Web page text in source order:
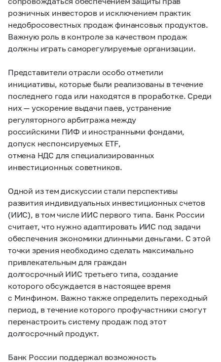
розничных инвесторов и исключением практик
недобросовестных продаж финансовых продуктов.
Важную роль в контроле за качеством продаж
должны играть саморегулируемые организации.
Представители отрасли особо отметили
инициативы, которые были реализованы в течение
последнего года или находятся в проработке. Среди
них — ускорение выдачи паев, устранение
регуляторного арбитража между
российскими ПИФ и иностранными фондами,
допуск неспонсируемых ETF,
отмена НДС для специализированных
инвестиционных советников.
Одной из тем дискуссии стали перспективы
развития индивидуальных инвестиционных счетов
(ИИС), в том числе ИИС первого типа. Банк России
считает, что нужно адаптировать ИИС под задачи
обеспечения экономики длинными деньгами. С этой
точки зрения необходимо сделать максимально
привлекательным для граждан
долгосрочный ИИС третьего типа, создание
которого обсуждается в настоящее время
с Минфином. Важно также определить переходный
период, в течение которого профучастники смогут
перенастроить систему продаж под этот
долгосрочный продукт.
Банк России поддержал возможность